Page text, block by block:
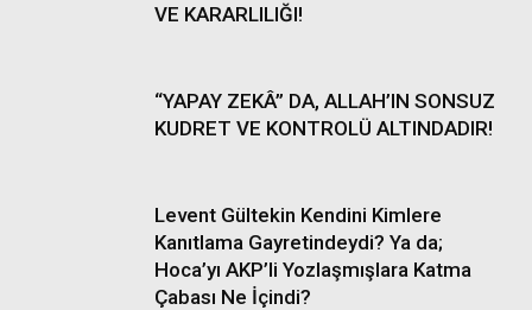
VE KARARLILIĞI!
“YAPAY ZEKÂ” DA, ALLAH’IN SONSUZ
KUDRET VE KONTROLÜ ALTINDADIR!
Levent Gültekin Kendini Kimlere
Kanıtlama Gayretindeydi? Ya da;
Hoca’yı AKP’li Yozlaşmışlara Katma
Çabası Ne İçindi?